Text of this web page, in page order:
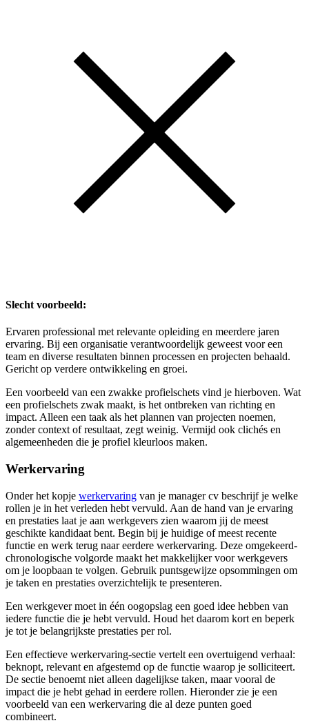
Slecht voorbeeld:
Ervaren professional met relevante opleiding en meerdere jaren
ervaring. Bij een organisatie verantwoordelijk geweest voor een
team en diverse resultaten binnen processen en projecten behaald.
Gericht op verdere ontwikkeling en groei.
Een voorbeeld van een zwakke profielschets vind je hierboven. Wat
een profielschets zwak maakt, is het ontbreken van richting en
impact. Alleen een taak als het plannen van projecten noemen,
zonder context of resultaat, zegt weinig. Vermijd ook clichés en
algemeenheden die je profiel kleurloos maken.
Werkervaring
Onder het kopje werkervaring van je manager cv beschrijf je welke
rollen je in het verleden hebt vervuld. Aan de hand van je ervaring
en prestaties laat je aan werkgevers zien waarom jij de meest
geschikte kandidaat bent. Begin bij je huidige of meest recente
functie en werk terug naar eerdere werkervaring. Deze omgekeerd-
chronologische volgorde maakt het makkelijker voor werkgevers
om je loopbaan te volgen. Gebruik puntsgewijze opsommingen om
je taken en prestaties overzichtelijk te presenteren.
Een werkgever moet in één oogopslag een goed idee hebben van
iedere functie die je hebt vervuld. Houd het daarom kort en beperk
je tot je belangrijkste prestaties per rol.
Een effectieve werkervaring-sectie vertelt een overtuigend verhaal:
beknopt, relevant en afgestemd op de functie waarop je solliciteert.
De sectie benoemt niet alleen dagelijkse taken, maar vooral de
impact die je hebt gehad in eerdere rollen. Hieronder zie je een
voorbeeld van een werkervaring die al deze punten goed
combineert.